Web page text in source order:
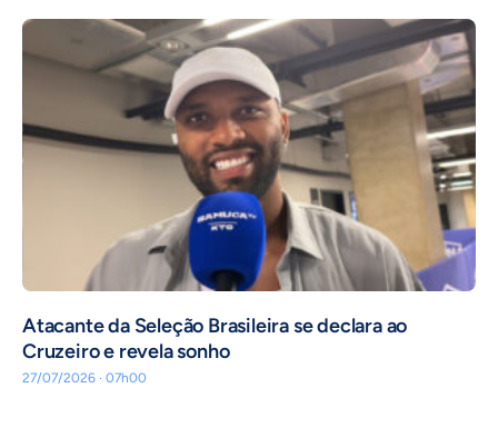
Atacante da Seleção Brasileira se declara ao
Cruzeiro e revela sonho
27/07/2026 · 07h00